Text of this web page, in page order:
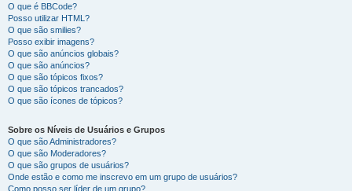
O que é BBCode?
Posso utilizar HTML?
O que são smilies?
Posso exibir imagens?
O que são anúncios globais?
O que são anúncios?
O que são tópicos fixos?
O que são tópicos trancados?
O que são ícones de tópicos?
Sobre os Níveis de Usuários e Grupos
O que são Administradores?
O que são Moderadores?
O que são grupos de usuários?
Onde estão e como me inscrevo em um grupo de usuários?
Como posso ser líder de um grupo?